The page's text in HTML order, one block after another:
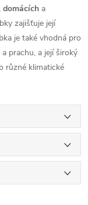
, domácích a
zajišťuje její
je také vhodná pro
prachu, a její široký
různé klimatické